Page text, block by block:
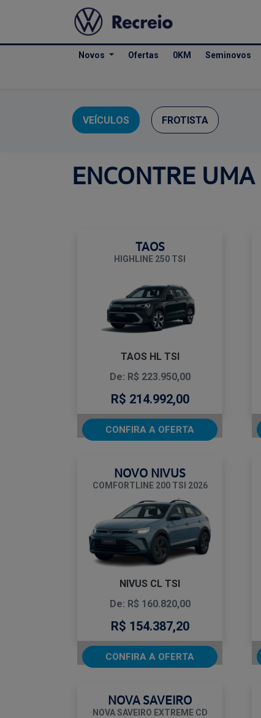
Novos Ofertas 0KM Seminovos
VEÍCULOS FROTISTA
ENCONTRE
TAOS
HIGHLINE 250 TSI
TAOS HL TSI
De: R$ 223.950,00
R$ 214.992,00
CONFIRA A OFERTA
NOVO NIVUS
COMFORTLINE 200 TSI 2026
NIVUS CL TSI
De: R$ 160.820,00
R$ 154.387,20
CONFIRA A OFERTA
NOVA SAVEIRO
NOVA SAVEIRO EXTREME CD